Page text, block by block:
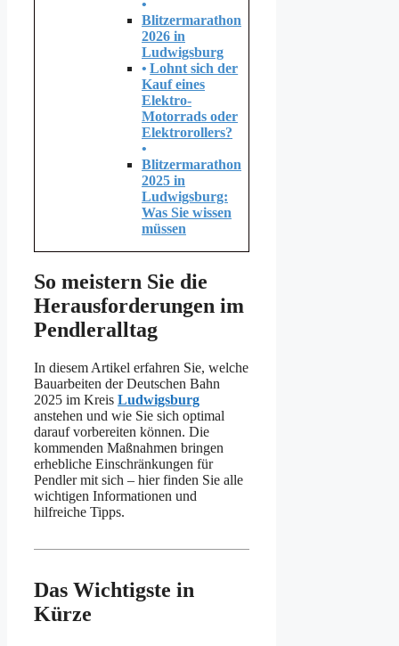
Blitzermarathon
2026 in
Ludwigsburg
Lohnt sich der
Kauf eines
Elektro-
Motorrads oder
Elektrorollers?
Blitzermarathon
2025 in
Ludwigsburg:
Was Sie wissen
müssen
So meistern Sie die
Herausforderungen im
Pendleralltag
In diesem Artikel erfahren Sie, welche
Bauarbeiten der Deutschen Bahn
2025 im Kreis Ludwigsburg
anstehen und wie Sie sich optimal
darauf vorbereiten können. Die
kommenden Maßnahmen bringen
erhebliche Einschränkungen für
Pendler mit sich – hier finden Sie alle
wichtigen Informationen und
hilfreiche Tipps.
Das Wichtigste in
Kürze